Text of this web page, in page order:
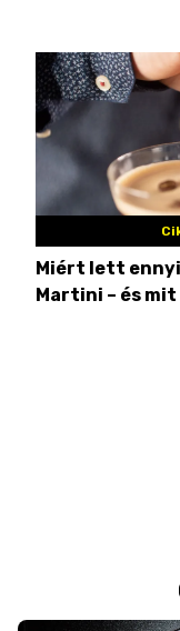
Miért lett
Martini – és